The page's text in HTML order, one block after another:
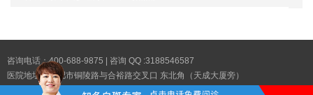
咨询电话：400-688-9875 | 咨询 QQ :3188546587
医院地址：合肥市铜陵路与合裕路交叉口 东北角（天成大厦旁）
Copyright © 2025
合肥华夏白癜风医院 版权所有|网站地图XML 网站地图TXT